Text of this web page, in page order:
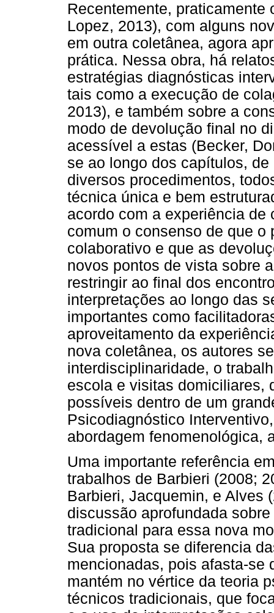
Recentemente, praticamente
Lopez, 2013), com alguns
em outra coletânea, agora
prática. Nessa obra, há
estratégias diagnósticas
tais como a execução de
2013), e também sobre a
modo de devolução final no
acessível a estas (Becker,
se ao longo dos capítulos,
diversos procedimentos,
técnica única e bem
acordo com a experiência
comum o consenso de que
colaborativo e que as
novos pontos de vista sobre
restringir ao final dos
interpretações ao longo das
importantes como
aproveitamento da
nova coletânea, os autores
interdisciplinaridade, o
escola e visitas domiciliares,
possíveis dentro de um
Psicodiagnóstico
abordagem fenomenológica,
Uma importante referência
trabalhos de Barbieri (2008;
Barbieri, Jacquemin, e Alves
discussão aprofundada
tradicional para essa nova
Sua proposta se diferencia
mencionadas, pois afasta-se
mantém no vértice da teoria
técnicos tradicionais, que